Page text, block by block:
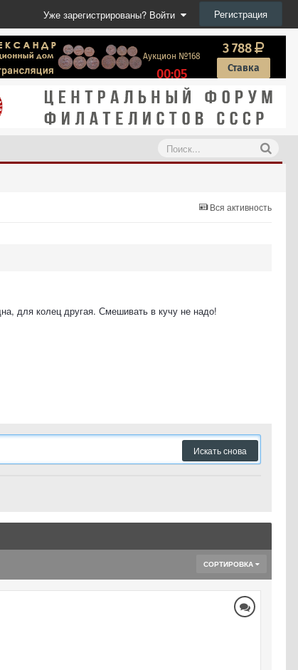
Уже зарегистрированы? Войти Регистрация
Вся активность
для колец другая. Смешивать в кучу не надо!
Искать снова
СОРТИРОВКА